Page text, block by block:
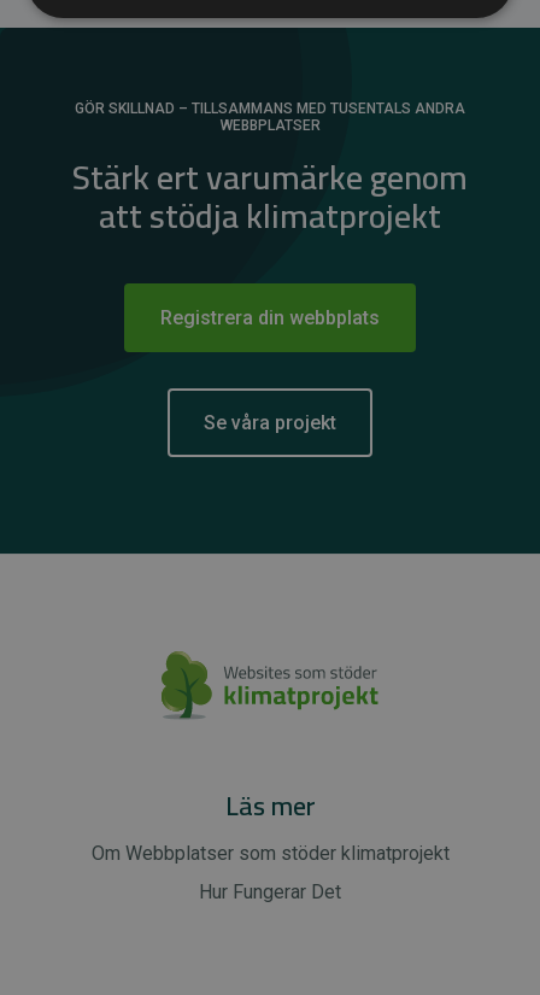
GÖR SKILLNAD – TILLSAMMANS MED TUSENTALS ANDRA
WEBBPLATSER
Stärk ert varumärke genom
att stödja klimatprojekt
Registrera din webbplats
Se våra projekt
Läs mer
Om Webbplatser som stöder klimatprojekt
Hur Fungerar Det